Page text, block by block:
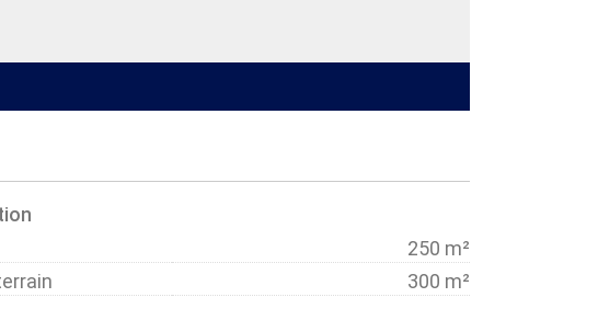
250 m²
300 m²